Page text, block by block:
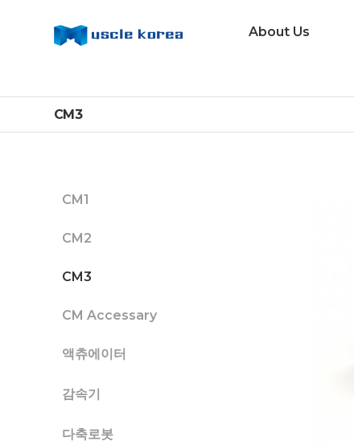
About Us
CM3
CM1
CM2
CM3
CM Accessary
액츄에이터
감속기
다축로봇